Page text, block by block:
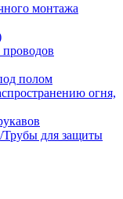
монтажа
полом
огня,
Трубы для защиты